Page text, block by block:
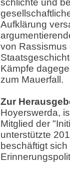
schlichte und
Aufklärung
von Rassismus
Kämpfe
zum Mauerfall.
Zur
Hoyerswerda,
Mitglied der
unterstützte
beschäftigt